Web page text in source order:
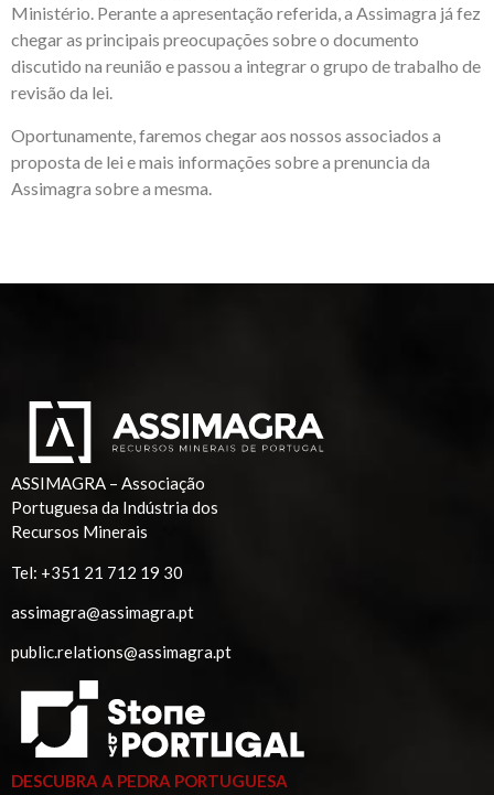
Ministério. Perante a apresentação referida, a Assimagra já fez
chegar as principais preocupações sobre o documento
discutido na reunião e passou a integrar o grupo de trabalho de
revisão da lei.
Oportunamente, faremos chegar aos nossos associados a
proposta de lei e mais informações sobre a prenuncia da
Assimagra sobre a mesma.
ASSIMAGRA – Associação
Portuguesa da Indústria dos
Recursos Minerais
Tel: +351 21 712 19 30
assimagra@assimagra.pt
public.relations@assimagra.pt
DESCUBRA A PEDRA PORTUGUESA